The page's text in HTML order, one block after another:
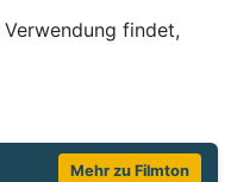
Verwendung findet,
Mehr zu Filmton